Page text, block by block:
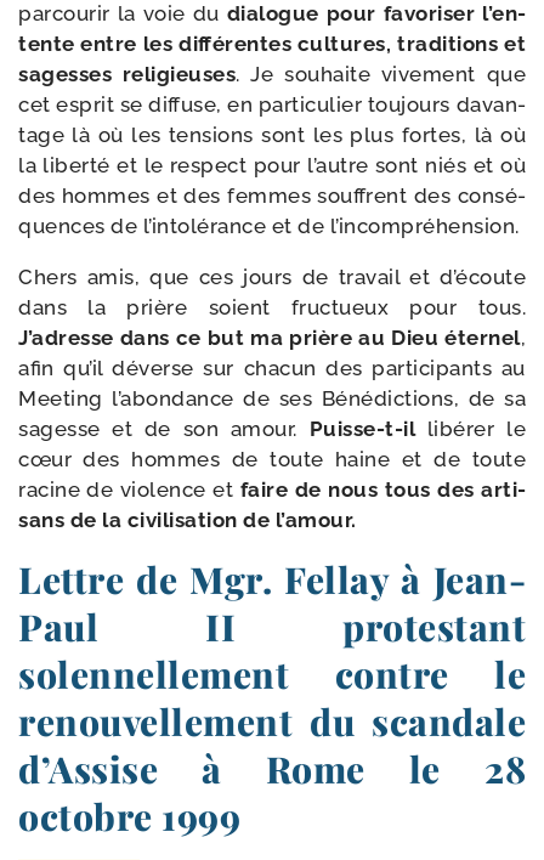
par­cou­rir la voie du dia­logue pour favo­ri­ser l’en­
tente entre les dif­fé­rentes cultures, tra­di­tions et
sagesses reli­gieuses. Je sou­haite vive­ment que
cet esprit se dif­fuse, en par­ti­cu­lier tou­jours davan­
tage là où les ten­sions sont les plus fortes, là où
la liber­té et le res­pect pour l’autre sont niés et où
des hommes et des femmes souffrent des consé­
quences de l’in­to­lé­rance et de l’incompréhension.
Chers amis, que ces jours de tra­vail et d’é­coute
dans la prière soient fruc­tueux pour tous.
J’adresse dans ce but ma prière au Dieu éter­nel,
afin qu’il déverse sur cha­cun des par­ti­ci­pants au
Meeting l’a­bon­dance de ses Bénédictions, de sa
sagesse et de son amour. Puisse-​t-​illibé­rer le
cœur des hommes de toute haine et de toute
racine de vio­lence et faire de nous tous des arti­
sans de la civi­li­sa­tion de l’amour.
Lettre de Mgr. Fellay à Jean-​
Paul II protestant
solennellement contre le
renouvellement du scandale
d’Assise à Rome le 28
octobre 1999